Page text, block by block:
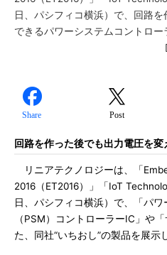
日、パシフィコ横浜）で、回路
できるパワーシステムコントロー
[
Share Post
回路を作った後でも出力電圧を変
リニアテクノロジーは、「
2016（ET2016）」「IoT
日、パシフィコ横浜）で、「パ
（PSM）コントローラーIC」や
た、同社“いちおし”の製品を展示